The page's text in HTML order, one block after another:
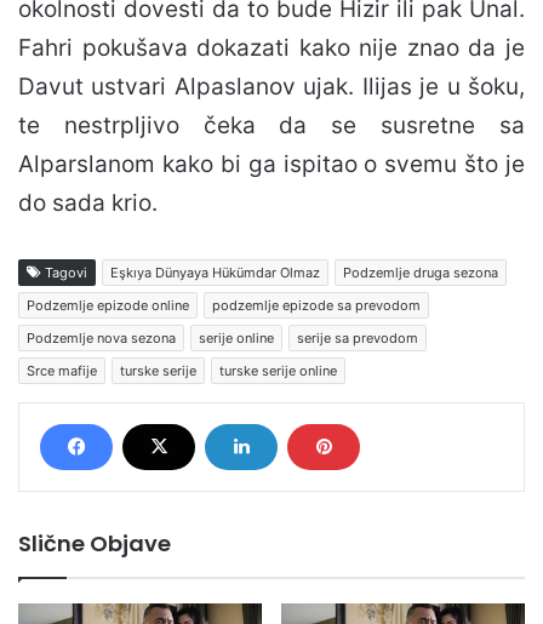
okolnosti dovesti da to bude Hizir ili pak Unal.
Fahri pokušava dokazati kako nije znao da je
Davut ustvari Alpaslanov ujak. Ilijas je u šoku,
te nestrpljivo čeka da se susretne sa
Alparslanom kako bi ga ispitao o svemu što je
do sada krio.
Tagovi Eşkıya Dünyaya Hükümdar Olmaz
Podzemlje druga sezona
Podzemlje epizode online
podzemlje epizode sa prevodom
Podzemlje nova sezona
serije online
serije sa prevodom
Srce mafije
turske serije turske serije online
Slične Objave